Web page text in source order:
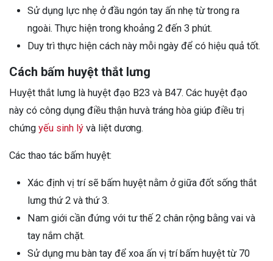
Sử dụng lực nhẹ ở đầu ngón tay ấn nhẹ từ trong ra
ngoài. Thực hiện trong khoảng 2 đến 3 phút.
Duy trì thực hiện cách này mỗi ngày để có hiệu quả tốt.
Cách bấm huyệt thắt lưng
Huyệt thắt lưng là huyệt đạo B23 và B47. Các huyệt đạo
này có công dụng điều thận hưvà tráng hòa giúp điều trị
chứng yếu sinh lý và liệt dương.
Các thao tác bấm huyệt:
Xác định vị trí sẽ bấm huyệt nằm ở giữa đốt sống thắt
lưng thứ 2 và thứ 3.
Nam giới cần đứng với tư thế 2 chân rộng bằng vai và
tay nắm chặt.
Sử dụng mu bàn tay để xoa ấn vị trí bấm huyệt từ 70